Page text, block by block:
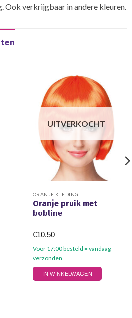
Ook verkrijgbaar in andere kleuren.
UITVERKOCHT
ORANJE KLEDING
Oranje pruik met
bobline
Voor 17:00 besteld = vandaag
verzonden
€10.50
IN WINKELWAGEN